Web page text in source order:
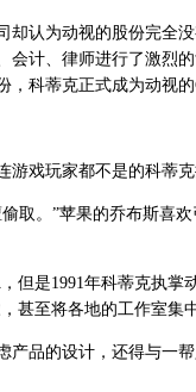
认为动视的股份完全
会计、律师进行了激烈
，科蒂克正式成为动视
戏玩家都不是的科蒂克
。”苹果的乔布斯喜欢
是1991年科蒂克执掌
甚至将各地的工作室集
品的设计，还得与一帮